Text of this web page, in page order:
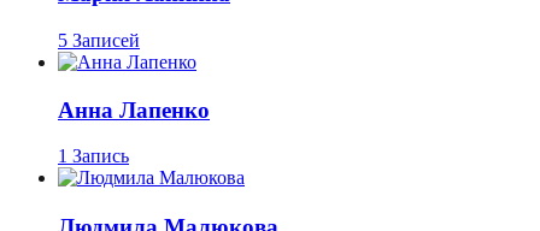
5 Записей
Анна Лапенко
1 Запись